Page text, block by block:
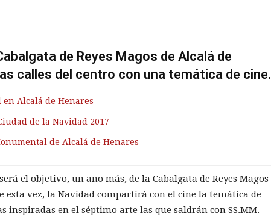
de Reyes Magos de Alcalá de
calles del centro con una temática de cine.
en Alcalá de Henares
de la Navidad 2017
de Alcalá de Henares
el objetivo, un año más, de la Cabalgata de Reyes Magos
esta vez, la Navidad compartirá con el cine la temática de
inspiradas en el séptimo arte las que saldrán con SS.MM.